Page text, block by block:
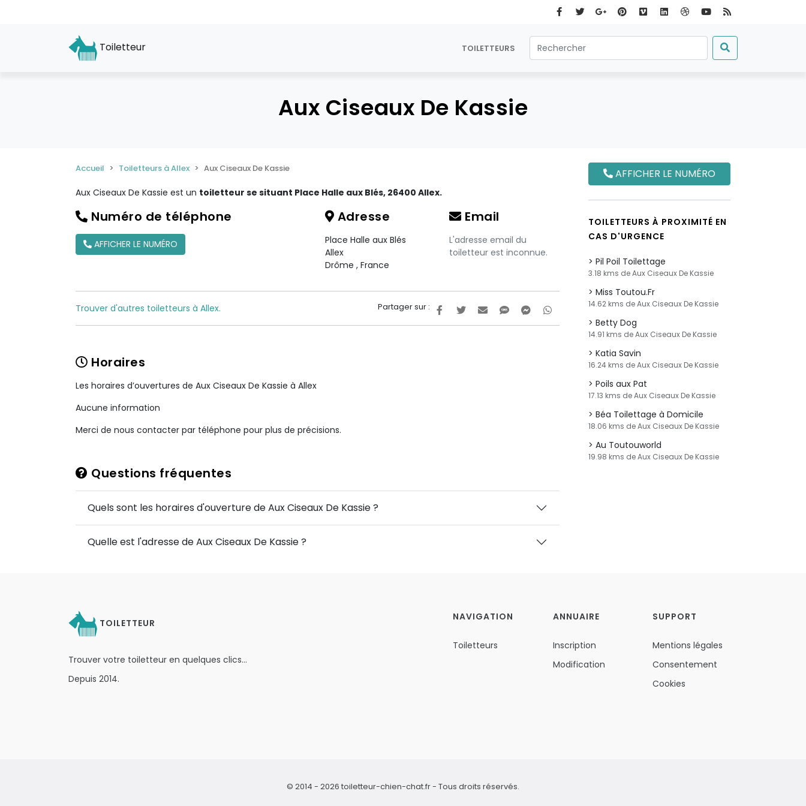
Toiletteur TOILETTEURS
Aux Ciseaux De Kassie
Accueil Toiletteurs à Allex Aux Ciseaux De Kassie
Aux Ciseaux De Kassie est un toiletteur se situant Place Halle aux Blés, 26400 Allex.
Numéro de téléphone
AFFICHER LE NUMÉRO
Adresse
Place Halle aux Blés
Allex
Drôme , France
Email
L'adresse email du
toiletteur est inconnue.
Partager sur :
Trouver d'autres toiletteurs à Allex.
Horaires
Les horaires d’ouvertures de Aux Ciseaux De Kassie à Allex
Aucune information
Merci de nous contacter par téléphone pour plus de précisions.
Questions fréquentes
Quels sont les horaires d'ouverture de Aux Ciseaux De Kassie ?
Quelle est l'adresse de Aux Ciseaux De Kassie ?
AFFICHER LE NUMÉRO
TOILETTEURS À PROXIMITÉ EN
CAS D'URGENCE
Pil Poil Toilettage
3.18 kms de Aux Ciseaux De Kassie
Miss Toutou.Fr
14.62 kms de Aux Ciseaux De Kassie
Betty Dog
14.91 kms de Aux Ciseaux De Kassie
Katia Savin
16.24 kms de Aux Ciseaux De Kassie
Poils aux Pat
17.13 kms de Aux Ciseaux De Kassie
Béa Toilettage à Domicile
18.06 kms de Aux Ciseaux De Kassie
Au Toutouworld
19.98 kms de Aux Ciseaux De Kassie
TOILETTEUR
Trouver votre toiletteur en quelques clics…
Depuis 2014.
NAVIGATION
Toiletteurs
ANNUAIRE
Inscription
Modification
SUPPORT
Mentions légales
Consentement
Cookies
© 2014 - 2026 toiletteur-chien-chat.fr - Tous droits réservés.